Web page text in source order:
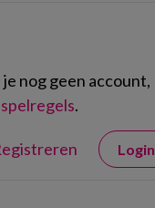
nog geen account,
.
Login